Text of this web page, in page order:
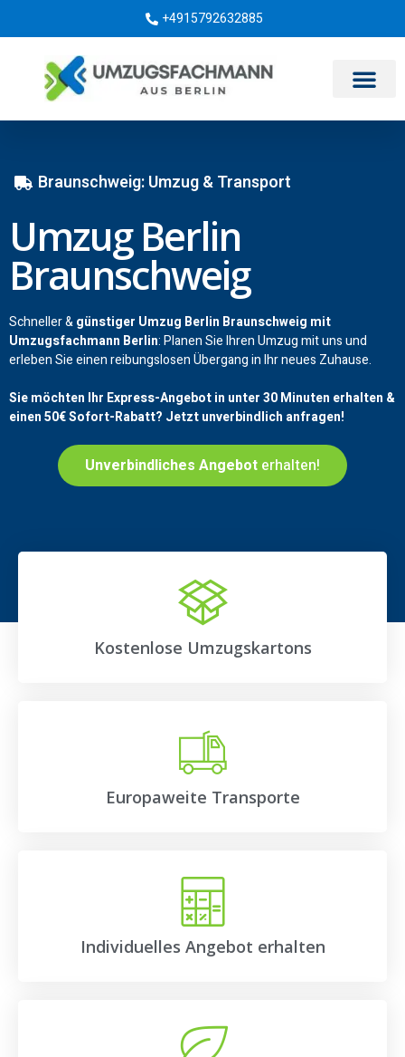
+4915792632885
Braunschweig: Umzug & Transport
Umzug Berlin
Braunschweig
Schneller &günstiger Umzug Berlin Braunschweig mit
Umzugsfachmann Berlin: Planen Sie Ihren Umzug mit uns und
erleben Sie einen reibungslosen Übergang in Ihr neues Zuhause.
Sie möchten Ihr Express-Angebot in unter 30 Minuten erhalten &
einen50€Sofort-Rabatt? Jetzt unverbindlich anfragen!
Unverbindliches Angebot erhalten!
Kostenlose Umzugskartons
Europaweite Transporte
Individuelles Angebot erhalten